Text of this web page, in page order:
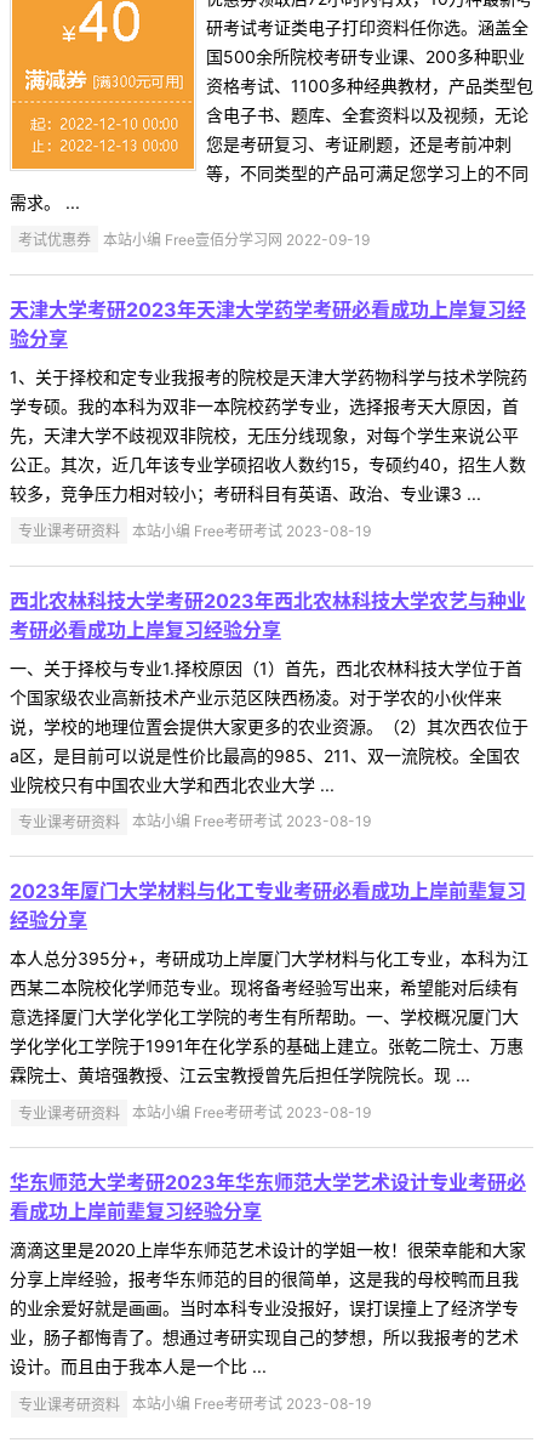
研考试考证类电子打印资料任你选。涵盖全
国500余所院校考研专业课、200多种职业
资格考试、1100多种经典教材，产品类型包
含电子书、题库、全套资料以及视频，无论
您是考研复习、考证刷题，还是考前冲刺
等，不同类型的产品可满足您学习上的不同
需求。 ...
考试优惠券 本站小编 Free壹佰分学习网 2022-09-19
天津大学考研2023年天津大学药学考研必看成功上岸复习经
验分享
1、关于择校和定专业我报考的院校是天津大学药物科学与技术学院药
学专硕。我的本科为双非一本院校药学专业，选择报考天大原因，首
先，天津大学不歧视双非院校，无压分线现象，对每个学生来说公平
公正。其次，近几年该专业学硕招收人数约15，专硕约40，招生人数
较多，竞争压力相对较小；考研科目有英语、政治、专业课3 ...
专业课考研资料 本站小编 Free考研考试 2023-08-19
西北农林科技大学考研2023年西北农林科技大学农艺与种业
考研必看成功上岸复习经验分享
一、关于择校与专业1.择校原因（1）首先，西北农林科技大学位于首
个国家级农业高新技术产业示范区陕西杨凌。对于学农的小伙伴来
说，学校的地理位置会提供大家更多的农业资源。（2）其次西农位于
a区，是目前可以说是性价比最高的985、211、双一流院校。全国农
业院校只有中国农业大学和西北农业大学 ...
专业课考研资料 本站小编 Free考研考试 2023-08-19
2023年厦门大学材料与化工专业考研必看成功上岸前辈复习
经验分享
本人总分395分+，考研成功上岸厦门大学材料与化工专业，本科为江
西某二本院校化学师范专业。现将备考经验写出来，希望能对后续有
意选择厦门大学化学化工学院的考生有所帮助。一、学校概况厦门大
学化学化工学院于1991年在化学系的基础上建立。张乾二院士、万惠
霖院士、黄培强教授、江云宝教授曾先后担任学院院长。现 ...
专业课考研资料 本站小编 Free考研考试 2023-08-19
华东师范大学考研2023年华东师范大学艺术设计专业考研必
看成功上岸前辈复习经验分享
滴滴这里是2020上岸华东师范艺术设计的学姐一枚！很荣幸能和大家
分享上岸经验，报考华东师范的目的很简单，这是我的母校鸭而且我
的业余爱好就是画画。当时本科专业没报好，误打误撞上了经济学专
业，肠子都悔青了。想通过考研实现自己的梦想，所以我报考的艺术
设计。而且由于我本人是一个比 ...
专业课考研资料 本站小编 Free考研考试 2023-08-19